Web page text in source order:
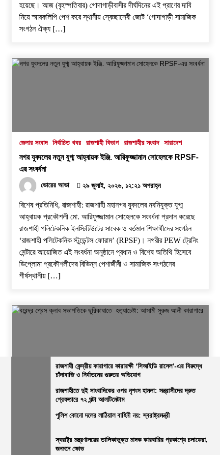
হয়েছে। ​আজ (বৃহস্পতিবার) গোদাগাড়ীবাসীর দীর্ঘদিনের এই প্রাণের দাবি
নিয়ে স্মারকলিপি পেশ করে স্থানীয় স্বেচ্ছাসেবী জোট ‘গোদাগাড়ী সামাজিক
সংগঠন ঐক্য […]
জেলার সংবাদ নির্বাচিত খবর রাজশাহী বিভাগ রাজশাহীর সংবাদ সারাদেশ
নগর যুবদলের নতুন যুগ্ম আহ্বায়ক ইঞ্জি. আরিফুজ্জামান সোহেলকে RPSF-
এর সংবর্ধনা
ভোরের আভা ২৯ জুলাই, ২০২৬, ১২:২১ অপরাহ্ন
বিশেষ প্রতিনিধি, রাজশাহী: রাজশাহী মহানগর যুবদলের নবনিযুক্ত যুগ্ম
আহ্বায়ক প্রকৌশলী মো. আরিফুজ্জামান সোহেলকে সংবর্ধনা প্রদান করেছে
রাজশাহী পলিটেকনিক ইনস্টিটিউটের সাবেক ও বর্তমান শিক্ষার্থীদের সংগঠন
‘রাজশাহী পলিটেকনিক স্টুডেন্টস ফোরাম’ (RPSF)। ​নগরীর PEW ট্রেনিং
সেন্টারে আয়োজিত এই সংবর্ধনা অনুষ্ঠানে প্রধান ও বিশেষ অতিথি হিসেবে
ডিপ্লোমা প্রকৌশলীদের বিভিন্ন পেশাজীবী ও সামাজিক সংগঠনের
শীর্ষস্থানীয় […]
নির্বাচিত খবর রাজশাহীর সংবাদ সারাদেশ
বরেন্দ্র প্রেস ক্লাব সভাপতিকে ছুরিকাঘাতে হত্যাচেষ্টা: আসামী সুরুজ আলী
নিজস্ব প্রতিবেদক, রাজশাহী: ​রাজশাহী বরেন্দ্র প্রেস ক্লাবে বেআইনি
রাজশাহী কেন্দ্রীয় কারাগারে কারারক্ষী ‘সিআইডি রাসেল’-এর বিরুদ্ধে
চাঁদাবাজি ও নির্যাতনের গুরুতর অভিযোগ
রাজশাহীতে দুই সাংবাদিকের ওপর নৃশংস হামলা: সন্ত্রাসীদের দ্রুত
গ্রেফতারে ৭২ ঘন্টা আলটিমেটাম
পুলিশ কোনো দলের লাঠিয়াল বাহিনী নয়: স্বরাষ্ট্রমন্ত্রী
স্বরাষ্ট্র মন্ত্রণালয়ের তালিকাভুক্ত মাদক কারবারির প্রকাশ্যে চলাফেরা,
জনমনে ক্ষোভ